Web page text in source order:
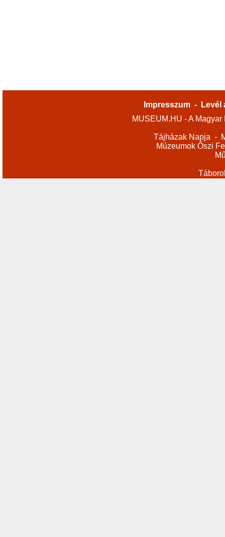
Impresszum -
Levél
MUSEUM.HU - A
Tájházak Napja -
Múzeumok Őszi